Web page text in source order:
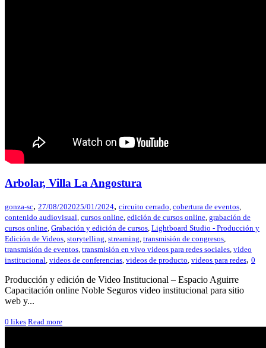
Arbolar, Villa La Angostura
gonza-sc, 27/08/202025/01/2024, circuito cerrado, cobertura de eventos,
contenido audiovisual, cursos online, edición de cursos online, grabación de
cursos online, Grabación y edición de cursos, Lightboard Studio - Producción y
Edición de Videos, storytelling, streaming, transmisión de congresos,
transmisión de eventos, transmisión en vivo videos para redes sociales, video
institucional, videos de conferencias, videos de producto, videos para redes, 0
Producción y edición de Video Institucional – Espacio Aguirre
Capacitación online Noble Seguros video institucional para sitio
web y...
0 likes Read more